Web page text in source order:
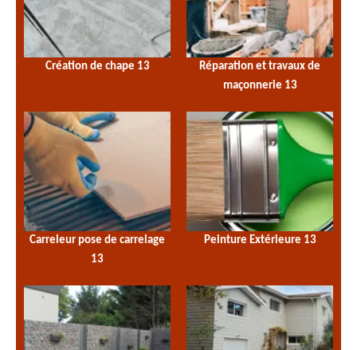
Création de chape 13
Réparation et travaux de
maçonnerie 13
Carreleur pose de carrelage
13
Peinture Extérieure 13